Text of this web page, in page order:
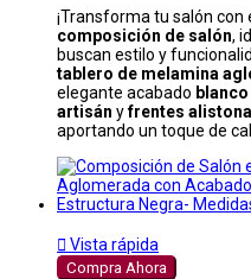
¡Transforma tu salón
composición de salón,
buscan estilo y
tablero de melamina
elegante acabado blanco
artisán yfrentes
aportando un toque de
 Vista rápida
Compra Ahora